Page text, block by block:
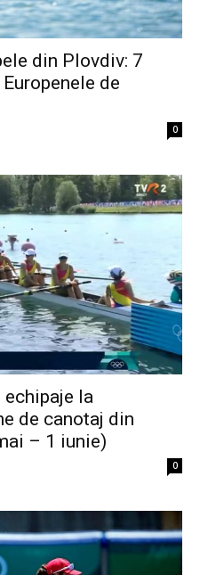
din Plovdiv: 7
de
0
la
de canotaj din
– 1 iunie)
0